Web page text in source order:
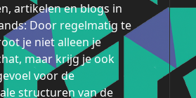
artikelen en blogs in
Door regelmatig te
je niet alleen je
maar krijg je ook
voor de
structuren van de